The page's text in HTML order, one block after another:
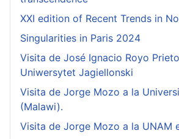
XXI edition of Recent Trends in
Singularities in Paris 2024
Visita de José Ignacio Royo
Uniwersytet Jagiellonski
Visita de Jorge Mozo a la
(Malawi).
Visita de Jorge Mozo a la UNAM